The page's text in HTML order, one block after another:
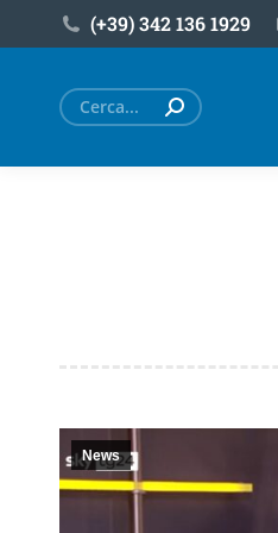
(+39) ‎342 136 1929
Cerca:
News